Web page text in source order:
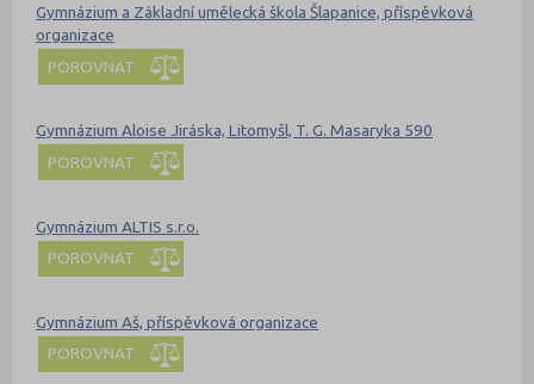
Gymnázium a Základní umělecká škola Šlapanice, příspěvková
organizace
POROVNAT
Gymnázium Aloise Jiráska, Litomyšl, T. G. Masaryka 590
POROVNAT
Gymnázium ALTIS s.r.o.
POROVNAT
Gymnázium Aš, příspěvková organizace
POROVNAT